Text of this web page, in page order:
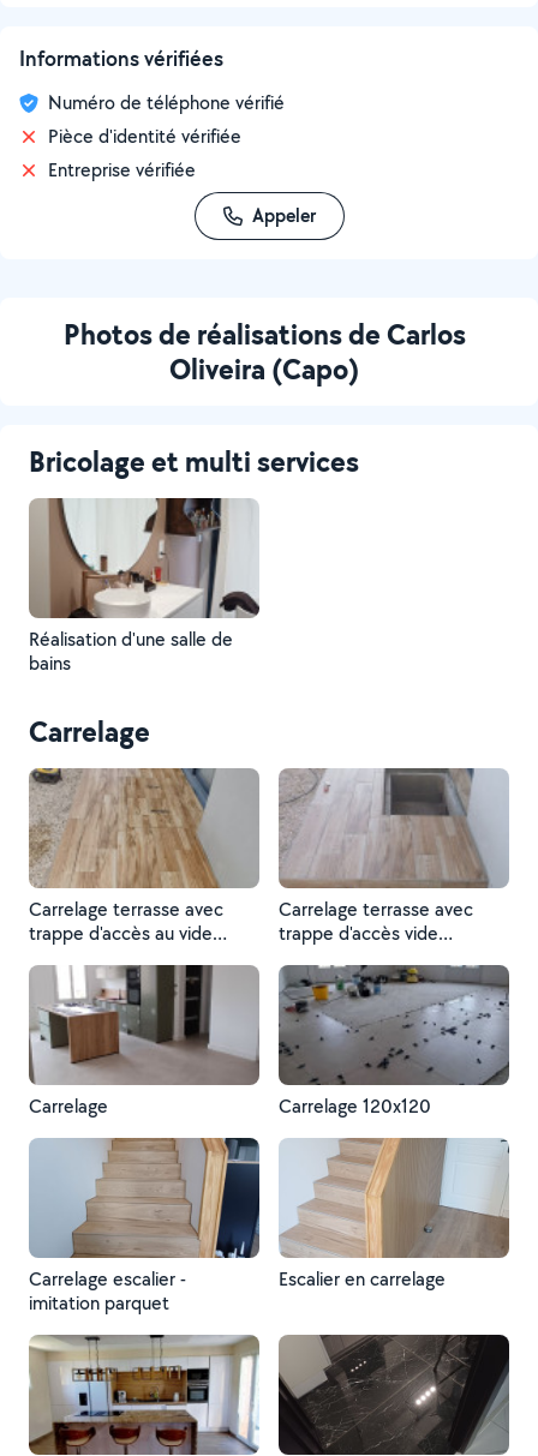
Informations vérifiées
Numéro de téléphone vérifié
Pièce d'identité vérifiée
Entreprise vérifiée
Appeler
Photos de réalisations de Carlos
Oliveira (Capo)
Bricolage et multi services
Réalisation d'une salle de
bains
Carrelage
Carrelage terrasse avec
trappe d'accès au vide
Carrelage terrasse avec
trappe d'accès vide
Carrelage Carrelage 120x120
Carrelage escalier -
imitation parquet
Escalier en carrelage